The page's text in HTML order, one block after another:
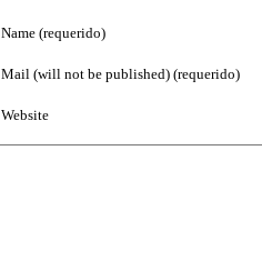
Name (requerido)
Mail (will not be published) (requerido)
Website